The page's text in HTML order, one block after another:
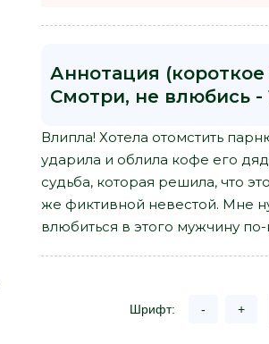
Аннотация
Смотри, не влюбись -
Влипла! Хотела отомстить
ударила и облила кофе его
судьба, которая решила, что
же фиктивной невестой. Мне
влюбиться в этого мужчину
Шрифт: - +